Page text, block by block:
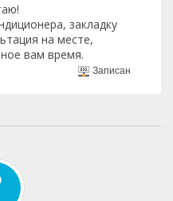
закладку
на месте,
вам время.
Записан